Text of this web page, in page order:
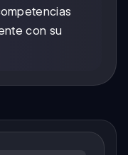
con su